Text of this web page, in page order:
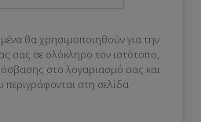
θα χρησιμοποιηθούν για την
σας σε ολόκληρο τον ιστότοπο,
στο λογαριασμό σας και
στη σελίδα